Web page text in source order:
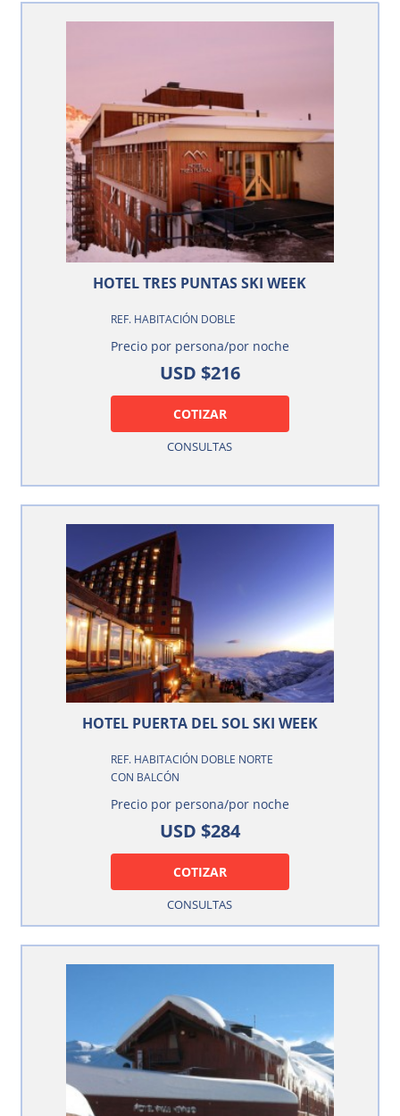
HOTEL TRES PUNTAS SKI WEEK
REF. HABITACIÓN DOBLE
Precio por persona/por noche
USD $216
COTIZAR
CONSULTAS
HOTEL PUERTA DEL SOL SKI WEEK
REF. HABITACIÓN DOBLE NORTE
CON BALCÓN
Precio por persona/por noche
USD $284
COTIZAR
CONSULTAS